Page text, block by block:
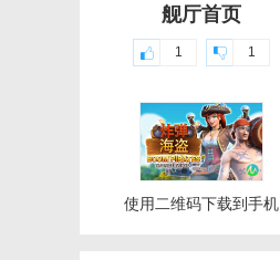
舰厅首页
1 1
使用二维码下载到手机